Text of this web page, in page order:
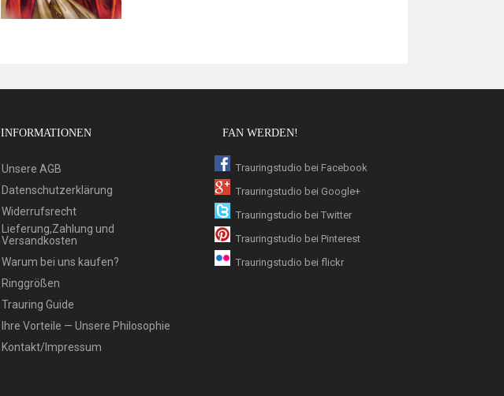
INFORMATIONEN
Unsere AGB
Datenschutzerklärung
Widerrufsrecht
Lieferung,Zahlung und
Versandkosten
Warum bei uns kaufen?
Ringgrößen
Trauring Guide
Ihre Vorteile — Unsere Philosophie
Kontakt/Impressum
FAN WERDEN!
Trauringstudio bei Facebook
Trauringstudio bei Google+
Trauringstudio bei Twitter
Trauringstudio bei Pinterest
Trauringstudio bei flickr